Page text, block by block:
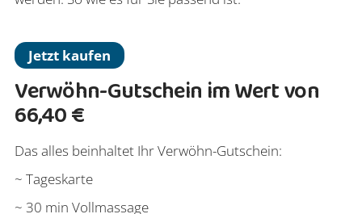
Jetzt kaufen
Verwöhn-Gutschein im Wert von
66,40 €
Das alles beinhaltet Ihr Verwöhn-Gutschein:
~ Tageskarte
~ 30 min Vollmassage